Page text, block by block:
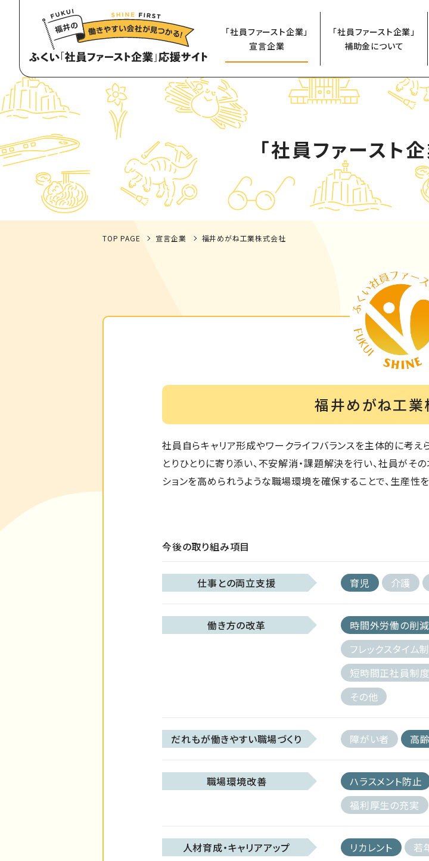
「社員ファースト企業」
宣言企業
「社員ファースト企業」
補助金について
「社員ファースト企
TOP PAGE 宣言企業 福井めがね工業株式会社
福井めがね工業
社員自らキャリア形成やワークライフバランスを主体的に考え
とりひとりに寄り添い、不安解消・課題解決を行い、社員が
ションを高められうような職場環境を確保することで、生産性
今後の取り組み項目
仕事との両立支援 育児 介護
働き方の改革 時間外労働の削減
フレックスタイム
短時間正社員制
その他
だれもが働きやすい職場づくり 障がい者 高
職場環境改善 ハラスメント防止
福利厚生の充実
人材育成・キャリアアップ リカレント 若